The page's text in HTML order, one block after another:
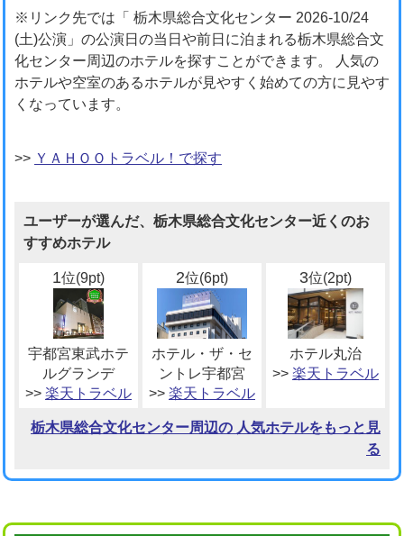
※リンク先では「 栃木県総合文化センター 2026-10/24
(土)公演」の公演日の当日や前日に泊まれる栃木県総合文
化センター周辺のホテルを探すことができます。 人気の
ホテルや空室のあるホテルが見やすく始めての方に見やす
くなっています。
>> ＹＡＨＯＯトラベル！で探す
ユーザーが選んだ、栃木県総合文化センター近くのお
すすめホテル
1位(9pt)
宇都宮東武ホテ
ルグランデ
>> 楽天トラベル
2位(6pt)
ホテル・ザ・セ
ントレ宇都宮
>> 楽天トラベル
3位(2pt)
ホテル丸治
>> 楽天トラベル
栃木県総合文化センター周辺の 人気ホテルをもっと見
る